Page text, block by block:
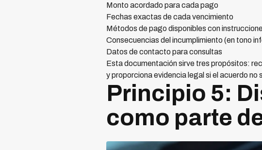
Monto acordado para cada pago
Fechas exactas de cada vencimiento
Métodos de pago disponibles con
Consecuencias del incumplimiento (en tono
Datos de contacto para consultas
Esta documentación sirve tres propósitos:
y proporciona evidencia legal si el acuerdo no
Principio 5:
como parte